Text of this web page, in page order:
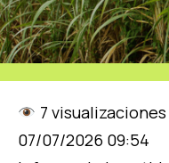
7 visualizaciones
07/07/2026 09:54